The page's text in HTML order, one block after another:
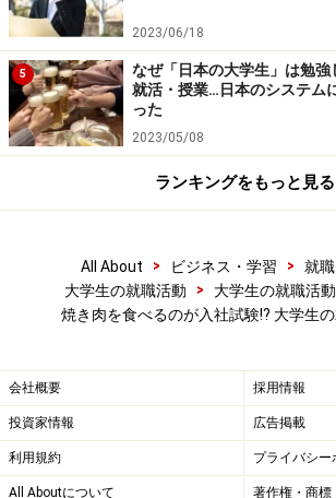
社でどんな仕事がしたいのか、どうい
のか。職業と業界の両輪で見ていくと
味の方向も絞られていくものなんです。
松たしかに、企業分析や自己分析は大
就職活動のとき、かなり真面目に取り
あれがなかったら志望動機をうまく説
そうなんです。志望のきっかけは
してもいいけど、「テレビ東京が好き
がない。そうすると、やはり採用には
た、自己分析と企業分析を分けて考え
すが、それもよくない進め方なんです
て、“自分はこういう人間だ”という部
2023/06/18
5
なぜ「日本の大学生」は勉強
就活・授業…日本のシステム
った
2023/05/08
ランキングをもっと見る
All About > ビジネス・学習 > 就
大学生の就職活動
> 大学生の就職活
焼き肉を食べるのが入社試験!? 大学生
会社概要 採用情報
投資家情報 広告掲載
利用規約 プライバシー
All Aboutについて 著作権・商標